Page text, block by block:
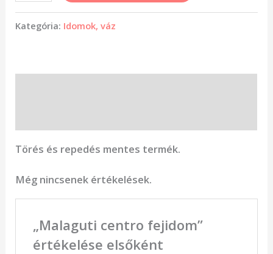
Kategória: Idomok, váz
Törés és repedés mentes termék.
Még nincsenek értékelések.
„Malaguti centro fejidom”
értékelése elsőként